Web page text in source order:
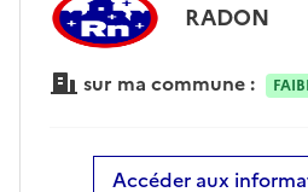
RADON
sur ma commune :
Accéder aux